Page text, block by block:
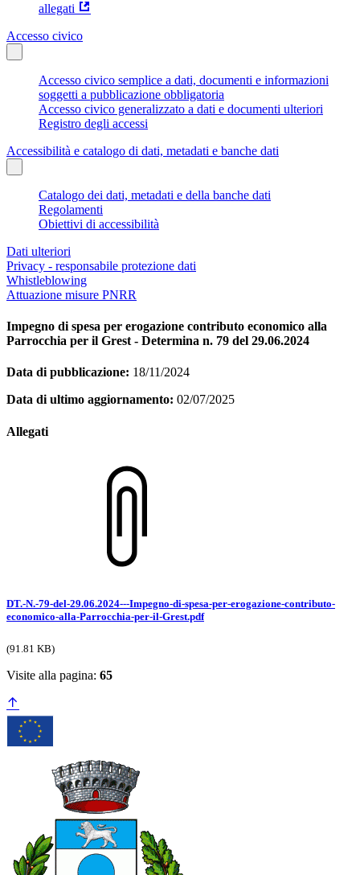
allegati
Accesso civico
Accesso civico semplice a dati, documenti e informazioni
soggetti a pubblicazione obbligatoria
Accesso civico generalizzato a dati e documenti ulteriori
Registro degli accessi
Accessibilità e catalogo di dati, metadati e banche dati
Catalogo dei dati, metadati e della banche dati
Regolamenti
Obiettivi di accessibilità
Dati ulteriori
Privacy - responsabile protezione dati
Whistleblowing
Attuazione misure PNRR
Impegno di spesa per erogazione contributo economico alla
Parrocchia per il Grest - Determina n. 79 del 29.06.2024
Data di pubblicazione: 18/11/2024
Data di ultimo aggiornamento: 02/07/2025
Allegati
DT.-N.-79-del-29.06.2024---Impegno-di-spesa-per-erogazione-contributo-
economico-alla-Parrocchia-per-il-Grest.pdf
(91.81 KB)
Visite alla pagina: 65